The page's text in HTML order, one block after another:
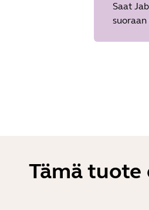
Saat
suoraan
Tämä